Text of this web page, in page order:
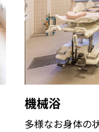
機械浴
多様なお身体の